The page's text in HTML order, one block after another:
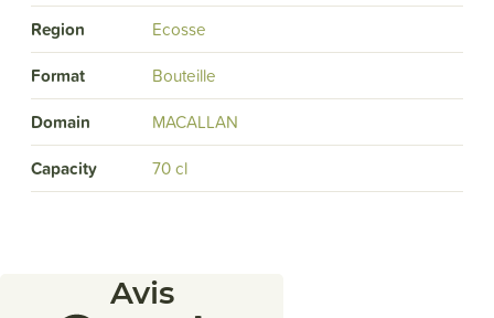
Region
Ecosse
Format
Bouteille
Domain
MACALLAN
Capacity
70 cl
Avis